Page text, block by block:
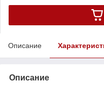
Описание
Описание